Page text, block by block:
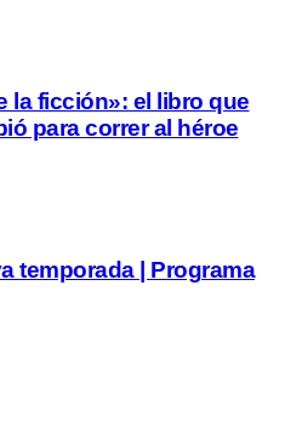
la ficción»: el libro que
para correr al héroe
temporada | Programa